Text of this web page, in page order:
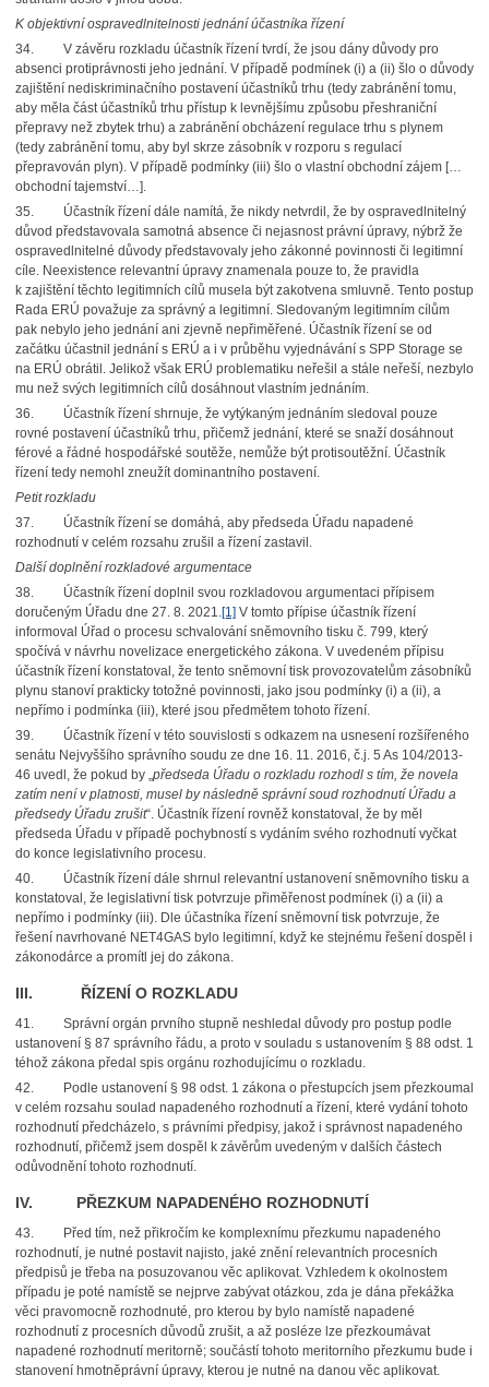
K objektivní ospravedlnitelnosti jednání účastníka řízení
34. V závěru rozkladu účastník řízení tvrdí, že jsou dány důvody pro
absenci protiprávnosti jeho jednání. V případě podmínek (i) a (ii) šlo o důvody
zajištění nediskriminačního postavení účastníků trhu (tedy zabránění tomu,
aby měla část účastníků trhu přístup k levnějšímu způsobu přeshraniční
přepravy než zbytek trhu) a zabránění obcházení regulace trhu s plynem
(tedy zabránění tomu, aby byl skrze zásobník v rozporu s regulací
přepravován plyn). V případě podmínky (iii) šlo o vlastní obchodní zájem […
obchodní tajemství…].
35. Účastník řízení dále namítá, že nikdy netvrdil, že by ospravedlnitelný
důvod představovala samotná absence či nejasnost právní úpravy, nýbrž že
ospravedlnitelné důvody představovaly jeho zákonné povinnosti či legitimní
cíle. Neexistence relevantní úpravy znamenala pouze to, že pravidla
k zajištění těchto legitimních cílů musela být zakotvena smluvně. Tento postup
Rada ERÚ považuje za správný a legitimní. Sledovaným legitimním cílům
pak nebylo jeho jednání ani zjevně nepřiměřené. Účastník řízení se od
začátku účastnil jednání s ERÚ a i v průběhu vyjednávání s SPP Storage se
na ERÚ obrátil. Jelikož však ERÚ problematiku neřešil a stále neřeší, nezbylo
mu než svých legitimních cílů dosáhnout vlastním jednáním.
36. Účastník řízení shrnuje, že vytýkaným jednáním sledoval pouze
rovné postavení účastníků trhu, přičemž jednání, které se snaží dosáhnout
férové a řádné hospodářské soutěže, nemůže být protisoutěžní. Účastník
řízení tedy nemohl zneužít dominantního postavení.
Petit rozkladu
37. Účastník řízení se domáhá, aby předseda Úřadu napadené
rozhodnutí v celém rozsahu zrušil a řízení zastavil.
Další doplnění rozkladové argumentace
38. Účastník řízení doplnil svou rozkladovou argumentaci přípisem
doručeným Úřadu dne 27. 8. 2021.[1] V tomto přípise účastník řízení
informoval Úřad o procesu schvalování sněmovního tisku č. 799, který
spočívá v návrhu novelizace energetického zákona. V uvedeném přípisu
účastník řízení konstatoval, že tento sněmovní tisk provozovatelům zásobníků
plynu stanoví prakticky totožné povinnosti, jako jsou podmínky (i) a (ii), a
nepřímo i podmínka (iii), které jsou předmětem tohoto řízení.
39. Účastník řízení v této souvislosti s odkazem na usnesení rozšířeného
senátu Nejvyššího správního soudu ze dne 16. 11. 2016, č.j. 5 As 104/2013-
46 uvedl, že pokud by „předseda Úřadu o rozkladu rozhodl s tím, že novela
zatím není v platnosti, musel by následně správní soud rozhodnutí Úřadu a
předsedy Úřadu zrušit“. Účastník řízení rovněž konstatoval, že by měl
předseda Úřadu v případě pochybností s vydáním svého rozhodnutí vyčkat
do konce legislativního procesu.
40. Účastník řízení dále shrnul relevantní ustanovení sněmovního tisku a
konstatoval, že legislativní tisk potvrzuje přiměřenost podmínek (i) a (ii) a
nepřímo i podmínky (iii). Dle účastníka řízení sněmovní tisk potvrzuje, že
řešení navrhované NET4GAS bylo legitimní, když ke stejnému řešení dospěl i
zákonodárce a promítl jej do zákona.
III. ŘÍZENÍ O ROZKLADU
41. Správní orgán prvního stupně neshledal důvody pro postup podle
ustanovení § 87 správního řádu, a proto v souladu s ustanovením § 88 odst. 1
téhož zákona předal spis orgánu rozhodujícímu o rozkladu.
42. Podle ustanovení § 98 odst. 1 zákona o přestupcích jsem přezkoumal
v celém rozsahu soulad napadeného rozhodnutí a řízení, které vydání tohoto
rozhodnutí předcházelo, s právními předpisy, jakož i správnost napadeného
rozhodnutí, přičemž jsem dospěl k závěrům uvedeným v dalších částech
odůvodnění tohoto rozhodnutí.
IV. PŘEZKUM NAPADENÉHO ROZHODNUTÍ
43. Před tím, než přikročím ke komplexnímu přezkumu napadeného
rozhodnutí, je nutné postavit najisto, jaké znění relevantních procesních
předpisů je třeba na posuzovanou věc aplikovat. Vzhledem k okolnostem
případu je poté namístě se nejprve zabývat otázkou, zda je dána překážka
věci pravomocně rozhodnuté, pro kterou by bylo namístě napadené
rozhodnutí z procesních důvodů zrušit, a až posléze lze přezkoumávat
napadené rozhodnutí meritorně; součástí tohoto meritorního přezkumu bude i
stanovení hmotněprávní úpravy, kterou je nutné na danou věc aplikovat.